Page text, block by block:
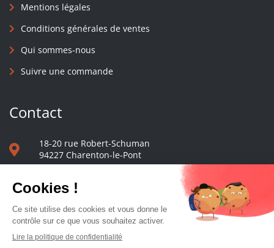
Mentions légales
Conditions générales de ventes
Qui sommes-nous
Suivre une commande
Contact
18-20 rue Robert-Schuman
94227 Charenton-le-Pont